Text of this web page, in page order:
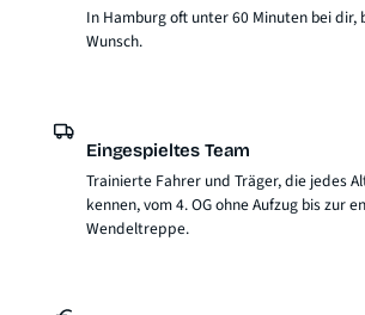
In Hamburg oft unter 60 Minuten bei dir,
Wunsch.
Eingespieltes Team
Trainierte Fahrer und Träger, die jedes
kennen, vom 4. OG ohne Aufzug bis zur
Wendeltreppe.